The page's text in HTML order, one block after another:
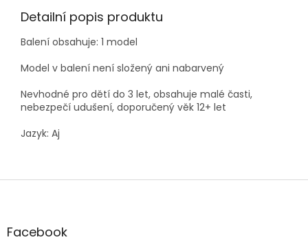
Detailní popis produktu
Balení obsahuje: 1 model
Model v balení není složený ani nabarvený
Nevhodné pro dětí do 3 let, obsahuje malé časti,
nebezpečí udušení, doporučený věk 12+ let
Jazyk: Aj
Z
aFacebook